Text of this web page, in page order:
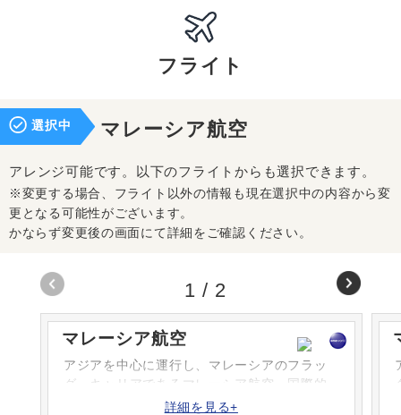
フライト
選択中 マレーシア航空
アレンジ可能です。以下のフライトからも選択できます。
※変更する場合、フライト以外の情報も現在選択中の内容から変
更となる可能性がございます。
かならず変更後の画面にて詳細をご確認ください。
マレーシア航空
アジアを中心に運行し、マレーシアのフラッ
グ・キャリアであるマレーシア航空。国際的
な評価が非常に高く、クアラルンプール国際
詳細を見る+
1 / 2